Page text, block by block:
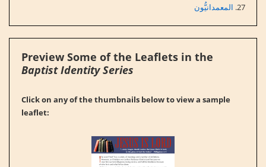
المعمدانيُّون
Preview Some of the Leaflets in the
Baptist Identity Series
Click on any of the thumbnails below to view a sample
leaflet: